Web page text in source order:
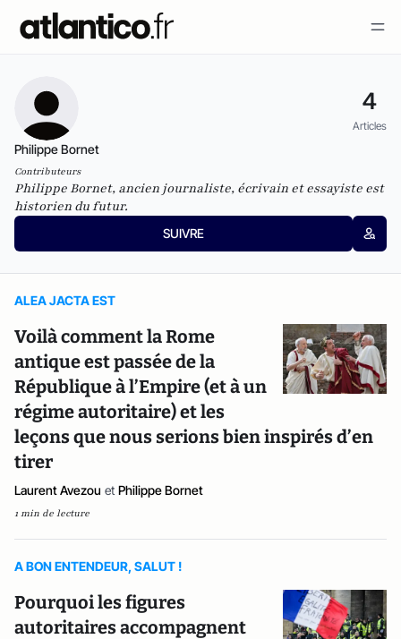
4
Articles
Philippe Bornet
Contributeurs
Philippe Bornet, ancien journaliste, écrivain et essayiste est
historien du futur.
SUIVRE
ALEA JACTA EST
Voilà comment la Rome
antique est passée de la
République à l’Empire (et à un
régime autoritaire) et les
leçons que nous serions bien inspirés d’en
tirer
Laurent Avezou et Philippe Bornet
1 min de lecture
A BON ENTENDEUR, SALUT !
Pourquoi les figures
autoritaires accompagnent